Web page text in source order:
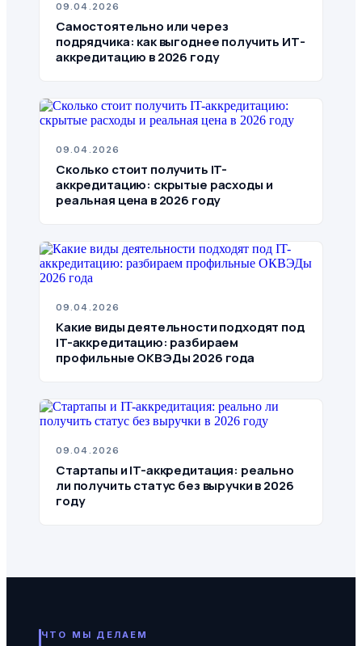
09.04.2026
Самостоятельно или через
подрядчика: как выгоднее получить ИТ-
аккредитацию в 2026 году
09.04.2026
Сколько стоит получить IT-
аккредитацию: скрытые расходы и
реальная цена в 2026 году
09.04.2026
Какие виды деятельности подходят под
IT-аккредитацию: разбираем
профильные ОКВЭДы 2026 года
09.04.2026
Стартапы и IT-аккредитация: реально
ли получить статус без выручки в 2026
году
ЧТО МЫ ДЕЛАЕМ